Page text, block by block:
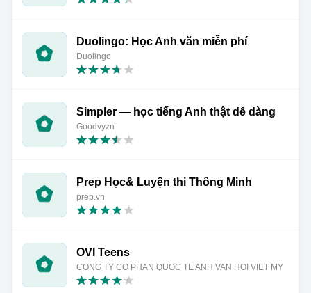
Duolingo: Học Anh văn miễn phí
Duolingo
Simpler — học tiếng Anh thật dễ dàng
Goodvyzn
Prep Học& Luyện thi Thông Minh
prep.vn
OVI Teens
CONG TY CO PHAN QUOC TE ANH VAN HOI VIET MY